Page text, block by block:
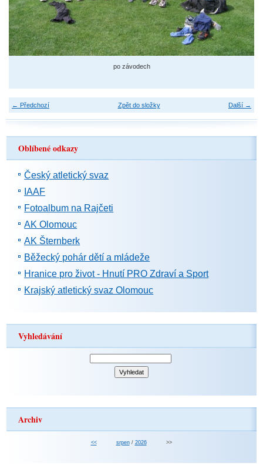
po závodech
← Předchozí Další →
Zpět do složky
Oblíbené odkazy
Český atletický svaz
IAAF
Fotoalbum na Rajčeti
AK Olomouc
AK Šternberk
Běžecký pohár dětí a mládeže
Hranice pro život - Hnutí PRO Zdraví a Sport
Krajský atletický svaz Olomouc
Vyhledávání
Archiv
<< srpen/ 2026 >>